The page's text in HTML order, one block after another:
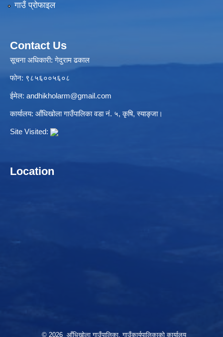
गाउँ प्रोफाइल
Contact Us
सूचना अधिकारी: गेदुराम ढकाल
फोन: ९८५६००५६०८
ईमेल: andhikholarm@gmail.com
कार्यालय: आँधिखोला गाउँपालिका वडा नं. ५, कृषि, स्याङ्जा।
Site Visited:
Location
© 2026 आँधिखोला गाउँपालिका, गाउँकार्यपालिकाको कार्यालय